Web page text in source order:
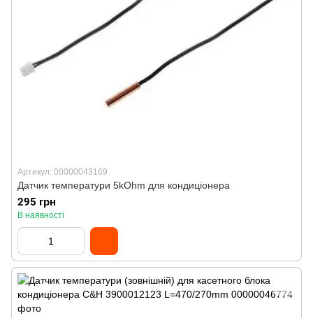
Артикул: 00000043169
Датчик температури 5kOhm для кондиціонера
295 грн
В наявності